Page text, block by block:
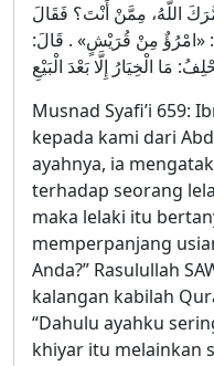
اللَّهُ، مِمَّنْ أَنْتَ؟ فَقَالَ
«امْرُؤٌ مِنْ قُرَيْشٍ» . قَالَ:
Musnad Syafi’i 659:
kepada kami dari
ayahnya, ia
terhadap seorang
maka lelaki itu
memperpanjang
Anda?” Rasulullah
kalangan kabilah
“Dahulu ayahku
khiyar itu melainkan